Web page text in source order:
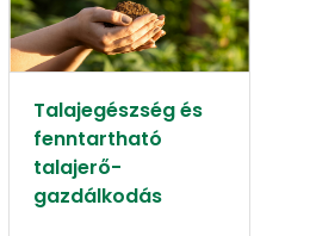
Talajegészség és
fenntartható
talajerő-
gazdálkodás